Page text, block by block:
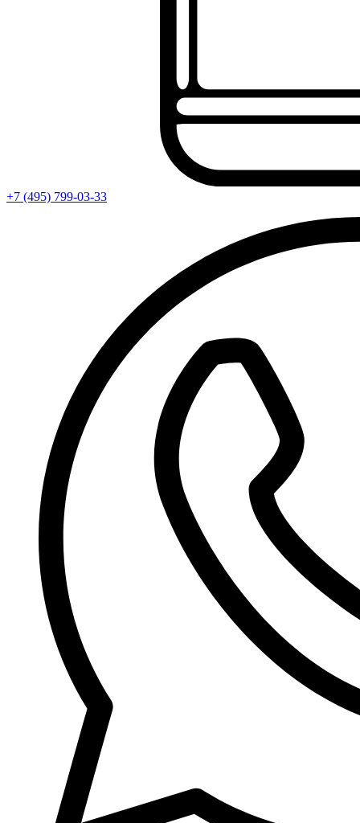
+7 (495) 799-03-33